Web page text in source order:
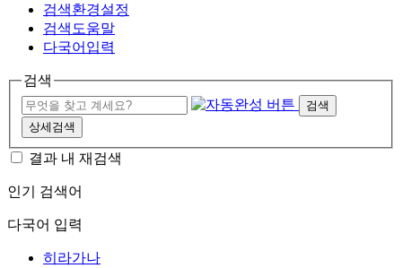
검색환경설정
검색도움말
다국어입력
검색
검색
상세검색
결과 내 재검색
인기 검색어
다국어 입력
히라가나